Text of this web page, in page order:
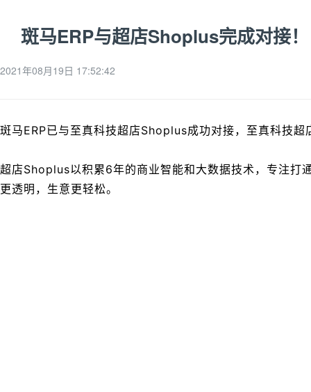
斑马ERP与超店Shoplus完成对接！
2021年08月19日 17:52:42
斑马ERP已与至真科技超店Shoplus成功对接， 至真科技
超店Shoplus以积累6年的商业智能和大数据技术，专注打
更透明，生意更轻松。